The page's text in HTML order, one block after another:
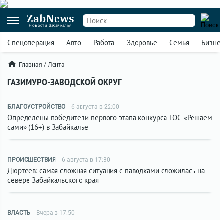
ZabNews
Новости Забайкалья
Спецоперация Авто Работа Здоровье Семья
Главная / Лента
ГАЗИМУРО-ЗАВОДСКОЙ ОКРУГ
БЛАГОУСТРОЙСТВО 6 августа в 22:00
Определены победители первого этапа конкурса ТОС «Решаем
сами» (16+) в Забайкалье
ПРОИСШЕСТВИЯ 6 августа в 17:30
Дюртеев: самая сложная ситуация с паводками сложилась на
севере Забайкальского края
ВЛАСТЬ Вчера в 17:50